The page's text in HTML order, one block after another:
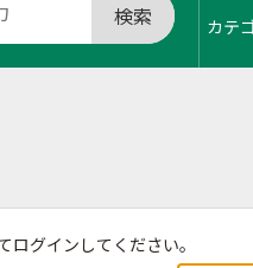
検索 カテ
グインしてください。